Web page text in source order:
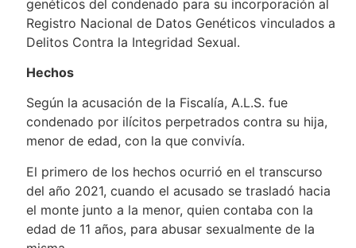
genéticos del condenado para su incorporación al
Registro Nacional de Datos Genéticos vinculados a
Delitos Contra la Integridad Sexual.
Hechos
Según la acusación de la Fiscalía, A.L.S. fue
condenado por ilícitos perpetrados contra su hija,
menor de edad, con la que convivía.
El primero de los hechos ocurrió en el transcurso
del año 2021, cuando el acusado se trasladó hacia
el monte junto a la menor, quien contaba con la
edad de 11 años, para abusar sexualmente de la